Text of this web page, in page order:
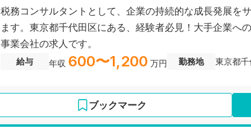
税務コンサルタントとして、企業の持続的な成長発展を
ます。東京都千代田区にある、経験者必見！大手企業へ
事業会社の求人です。
給与 年収 600〜1,200 万円 勤務地 東京都
ブックマーク